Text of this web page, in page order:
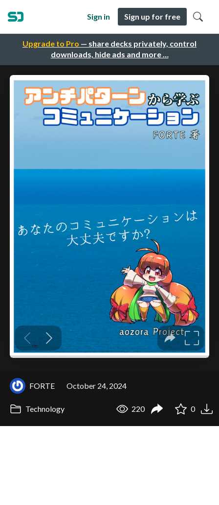
Upgrade to Pro — share decks privately, control
downloads, hide ads and more …
Sign in Sign up for free
FORTE October 24, 2024
Technology 220 0